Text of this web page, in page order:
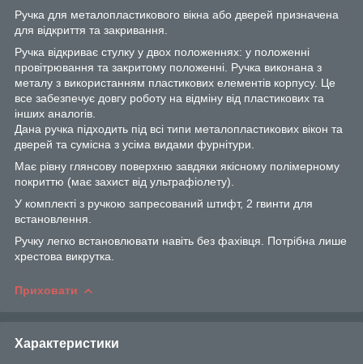
Ручка для металопластикового вікна або дверей призначена
для відкриття та закривання.
Ручка відкриває стулку у двох положеннях: у положенні
провітрювання та закритому положенні. Ручка виконана з
металу з використанням пластикових елементів корпусу. Це
все забезпечує довгу роботу на відміну від пластикових та
інших аналогів.
Дана ручка підходить під всі типи металопластикових вікон та
дверей та сумісна з усіма видами фурнітури.
Має рівну глянсову поверхню завдяки якісному полімерному
покриттю (має захист від ультрафіолету).
У комплекті з ручкою запресований штифт, 2 гвинти для
встановлення.
Ручку легко встановлювати навіть без фахівця. Потрібна лише
хрестова викрутка.
Приховати
Характеристики